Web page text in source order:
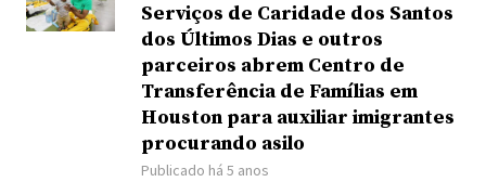
Serviços de Caridade dos Santos
dos Últimos Dias e outros
parceiros abrem Centro de
Transferência de Famílias em
Houston para auxiliar imigrantes
procurando asilo
Publicado há 5 anos